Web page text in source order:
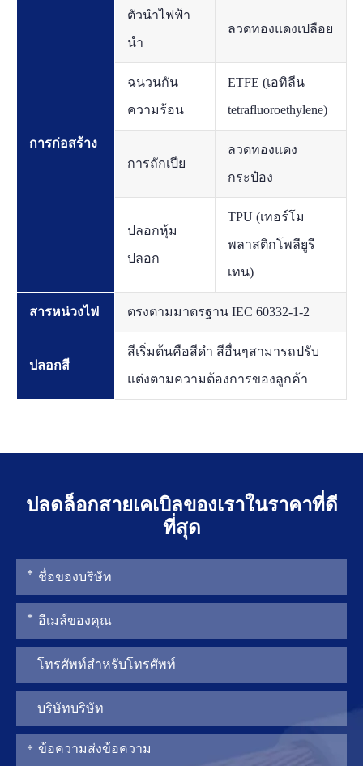
การก่อสร้าง
ตัวนำไฟฟ้า
นำ
ลวดทองแดงเปลือย
ฉนวนกัน
ความร้อน
ETFE (เอทิลีน
tetrafluoroethylene)
การถักเปีย
ลวดทองแดง
กระป๋อง
ปลอกหุ้ม
ปลอก
TPU (เทอร์โม
พลาสติกโพลียูรี
เทน)
สารหน่วงไฟ ตรงตามมาตรฐาน IEC 60332-1-2
ปลอกสี
สีเริ่มต้นคือสีดำ สีอื่นๆสามารถปรับ
แต่งตามความต้องการของลูกค้า
ปลดล็อกสายเคเบิลของเราในราคาที่ดี
ที่สุด